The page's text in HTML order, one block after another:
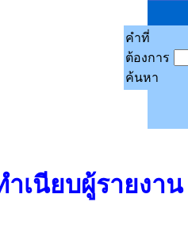
คำที่
ต้องการ
ค้นหา
ำเนียบผู้รายงา